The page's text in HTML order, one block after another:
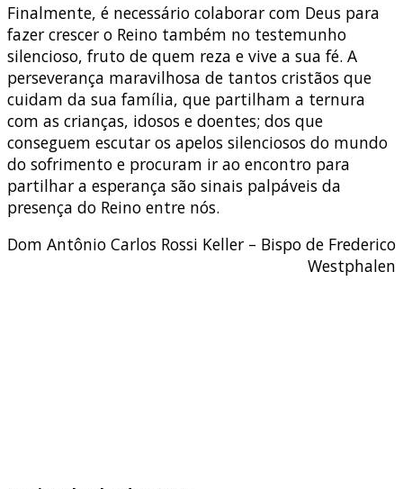
Finalmente, é necessário colaborar com Deus para
fazer crescer o Reino também no testemunho
silencioso, fruto de quem reza e vive a sua fé. A
perseverança maravilhosa de tantos cristãos que
cuidam da sua família, que partilham a ternura
com as crianças, idosos e doentes; dos que
conseguem escutar os apelos silenciosos do mundo
do sofrimento e procuram ir ao encontro para
partilhar a esperança são sinais palpáveis da
presença do Reino entre nós.
Dom Antônio Carlos Rossi Keller – Bispo de Frederico
Westphalen